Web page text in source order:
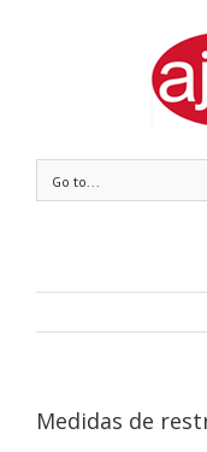
Go to...
Medidas de